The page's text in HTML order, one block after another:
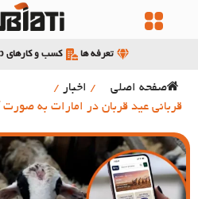
تعرفه ها کسب و کارهای vip
صفحه اصلی / اخبار /
قربانی عید قربان در امارات به صورت